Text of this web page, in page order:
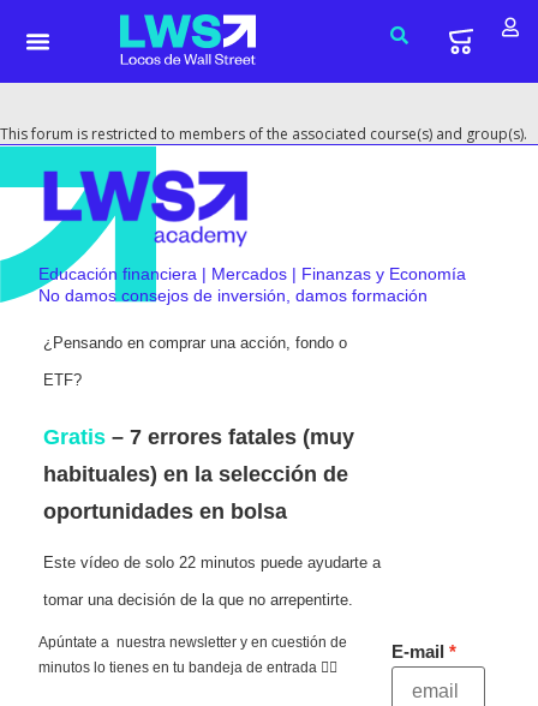
This forum is restricted to members of the associated course(s) and group(s).
Educación financiera | Mercados | Finanzas y Economía
No damos consejos de inversión, damos formación
¿Pensando en comprar una acción, fondo o
ETF?
Gratis – 7 errores fatales (muy
habituales) en la selección de
oportunidades en bolsa
Este vídeo de solo 22 minutos puede ayudarte a
tomar una decisión de la que no arrepentirte.
Apúntate a nuestra newsletter y en cuestión de
minutos lo tienes en tu bandeja de entrada 👇🏻
E-mail